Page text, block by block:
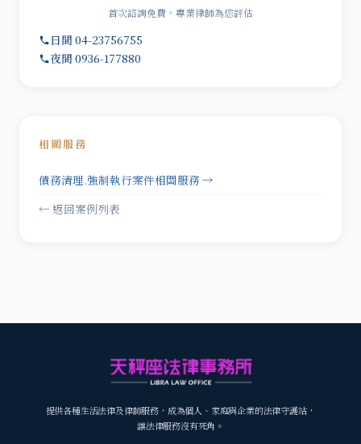
首次諮詢免費，專業律師為您評估
日間 04-23756755
夜間 0936-177880
相關服務
債務清理.強制執行案件相關服務 →
← 返回案例列表
提供各種生活法律及律師服務，成為個人、家庭與企業的法律守護站，
讓法律服務沒有死角。